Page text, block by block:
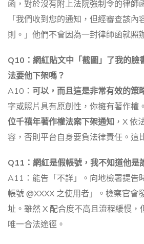
函，對於沒有附上法院強制令的律師
「我們收到您的通知，但經審查該
則。」他們不會因為一封律師函就照
Q10：網紅貼文中「截圖」了我的臉
法要他下架嗎？
A10： 可以，而且這是非常有效的策
字或照片具有原創性，你擁有著作權
位千禧年著作權法案下架通知 ，X 依
容，否則平台自身要負法律責任。這
Q11：網紅是假帳號，我不知道他是
A11：能告「不詳」。向地檢署提告
帳號 @XXXX 之使用者」。檢察官會
址。雖然 X 配合度不高且流程緩慢，
唯一合法途徑。